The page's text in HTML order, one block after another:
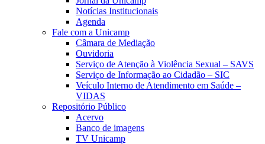
Notícias Institucionais
Agenda
Fale com a Unicamp
Câmara de Mediação
Ouvidoria
Serviço de Atenção à Violência Sexual – SAVS
Serviço de Informação ao Cidadão – SIC
Veículo Interno de Atendimento em Saúde –
VIDAS
Repositório Público
Acervo
Banco de imagens
TV Unicamp